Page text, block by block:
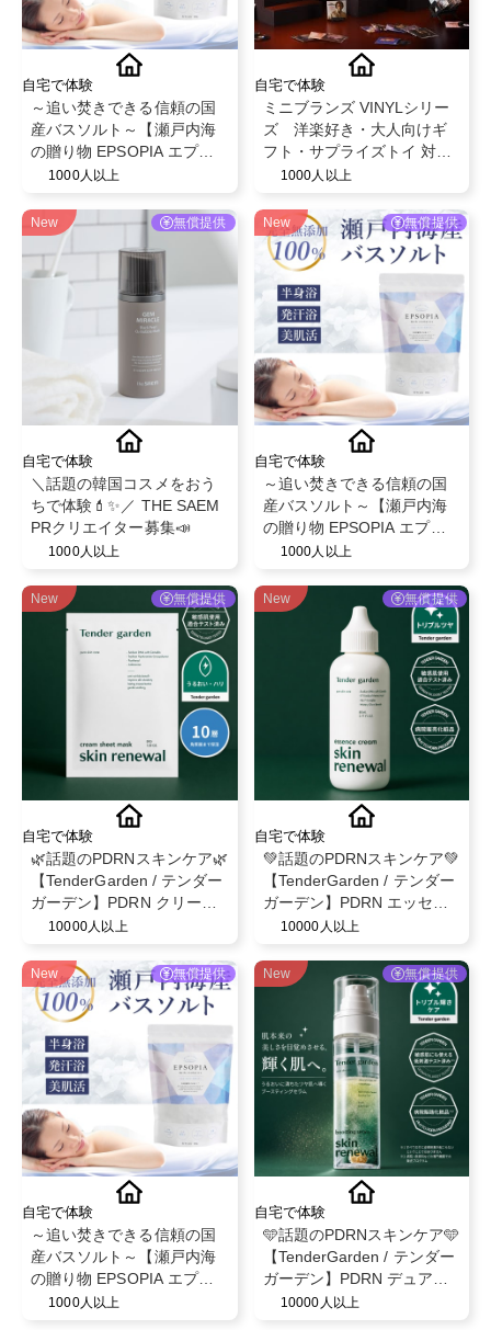
自宅で体験
～追い焚きできる信頼の国
産バスソルト～【瀬戸内海
の贈り物 EPSOPIA エプソ
ピア】@EPSOPIA
1000人以上
自宅で体験
ミニブランズ VINYLシリー
ズ 洋楽好き・大人向けギ
フト・サプライズトイ 対象
年齢６歳以上
1000人以上
New 無償提供
自宅で体験
＼話題の韓国コスメをおう
ちで体験💄✨／ THE SAEM
PRクリエイター募集📣
1000人以上
New 無償提供
自宅で体験
～追い焚きできる信頼の国
産バスソルト～【瀬戸内海
の贈り物 EPSOPIA エプソ
ピア】@EPSOPIA
1000人以上
New 無償提供
自宅で体験
🌿話題のPDRNスキンケア🌿
【TenderGarden / テンダー
ガーデン】PDRN クリーム
シートマスク 30g × 5枚 モ
10000人以上
New 無償提供
自宅で体験
💚話題のPDRNスキンケア💚
【TenderGarden / テンダー
ガーデン】PDRN エッセン
スクリーム 80ml モニター募
10000人以上
New 無償提供
自宅で体験
～追い焚きできる信頼の国
産バスソルト～【瀬戸内海
の贈り物 EPSOPIA エプソ
ピア】@EPSOPIA
1000人以上
New 無償提供
自宅で体験
🩵話題のPDRNスキンケア🩵
【TenderGarden / テンダー
ガーデン】PDRN デュアル
ブースト 美容液ミスト モニ
10000人以上